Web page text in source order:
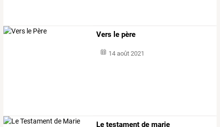
Vers le père
14 août 2021
Le testament de marie